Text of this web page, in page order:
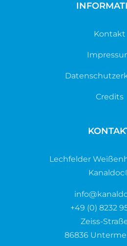
Kontakt
Credits
Lechfelder
+49 (0) 8232
Zeiss-
86836